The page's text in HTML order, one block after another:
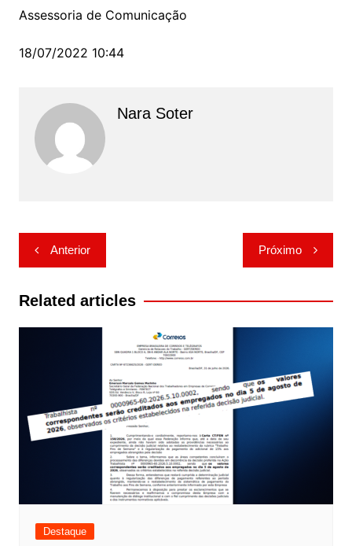
Assessoria de Comunicação
18/07/2022 10:44
Nara Soter
Navegação
de
Post
Anterior Próximo
Related articles
Destaque